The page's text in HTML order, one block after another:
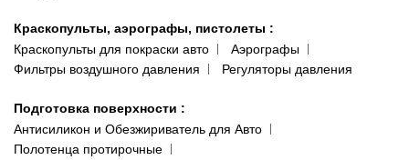
Краскопульты, аэрографы, пистолеты :
Краскопульты для покраски авто
Аэрографы
Фильтры воздушного давления
Регуляторы давления
Подготовка поверхности :
Антисиликон и Обезжириватель для Авто
Полотенца протирочные